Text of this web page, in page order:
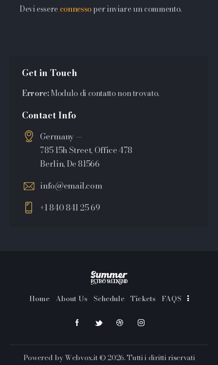
Devi essere connessoper inviare un commento.
Get in Touch
Errore:Modulo di contatto non trovato.
Contact Info
Germany —
785 15h Street, Office 478
Berlin, De 81566
info@email.com
+1 840 841 25 69
Home About Us Schedule Tickets FAQS
Powered byWebvox.it© 2026. Tutti i diritti riservati